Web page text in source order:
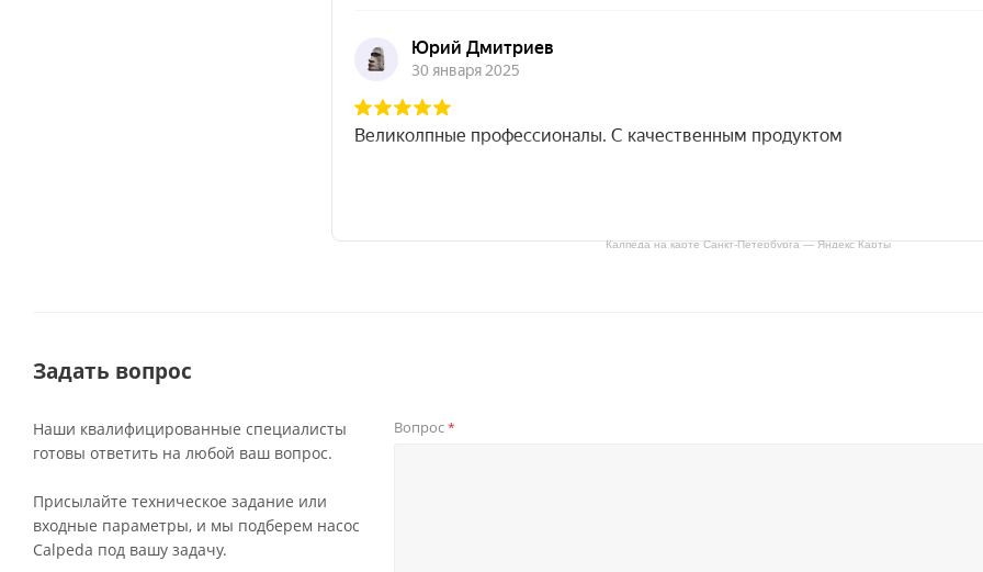
Калпеда на карте Санкт‑Петербурга — Яндекс Карты
Задать вопрос
Наши квалифицированные специалисты
готовы ответить на любой ваш вопрос.
Присылайте техническое задание или
входные параметры, и мы подберем насос
Calpeda под вашу задачу.
Вопрос*